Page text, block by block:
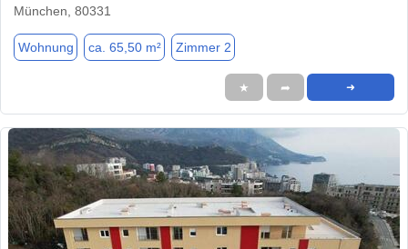
München, 80331
Wohnung ca. 65,50 m² Zimmer 2
★ ➦ ➜